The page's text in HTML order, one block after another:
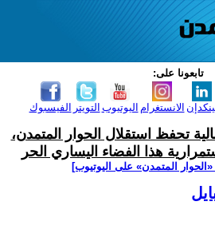
تابعونا على:
الفيسبوك التويتر اليوتيوب الانستغرام
تحفظ استقلال الحوار المتمدن،
هذا الفضاء اليساري الحر
المتمدن» على اليوتيوب]